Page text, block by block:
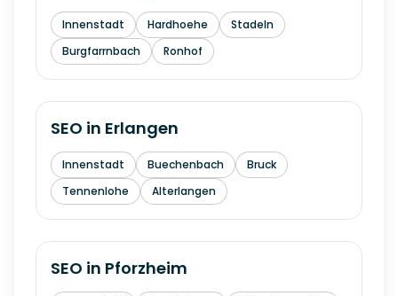
Innenstadt Hardhoehe
Stadeln
Burgfarrnbach
Ronhof
SEO in Erlangen
Innenstadt Buechenbach
Bruck
Tennenlohe
Alterlangen
SEO in Pforzheim